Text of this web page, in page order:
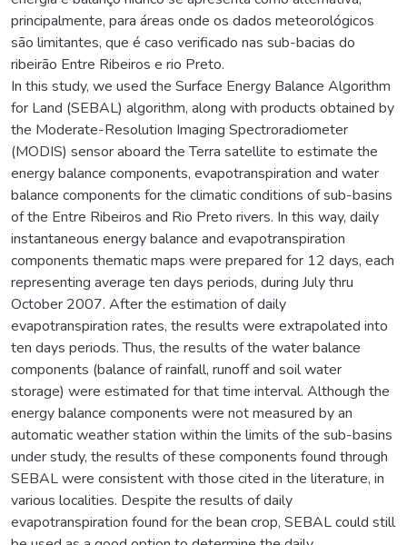
principalmente, para áreas onde os dados meteorológicos
são limitantes, que é caso verificado nas sub-bacias do
ribeirão Entre Ribeiros e rio Preto.
In this study, we used the Surface Energy Balance Algorithm
for Land (SEBAL) algorithm, along with products obtained by
the Moderate-Resolution Imaging Spectroradiometer
(MODIS) sensor aboard the Terra satellite to estimate the
energy balance components, evapotranspiration and water
balance components for the climatic conditions of sub-basins
of the Entre Ribeiros and Rio Preto rivers. In this way, daily
instantaneous energy balance and evapotranspiration
components thematic maps were prepared for 12 days, each
representing average ten days periods, during July thru
October 2007. After the estimation of daily
evapotranspiration rates, the results were extrapolated into
ten days periods. Thus, the results of the water balance
components (balance of rainfall, runoff and soil water
storage) were estimated for that time interval. Although the
energy balance components were not measured by an
automatic weather station within the limits of the sub-basins
under study, the results of these components found through
SEBAL were consistent with those cited in the literature, in
various localities. Despite the results of daily
evapotranspiration found for the bean crop, SEBAL could still